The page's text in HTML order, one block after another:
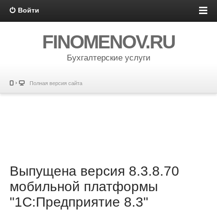
Войти
FINOMENOV.RU
Бухгалтерские услуги
Полная версия сайта
Выпущена версия 8.3.8.70
мобильной платформы
"1С:Предприятие 8.3"